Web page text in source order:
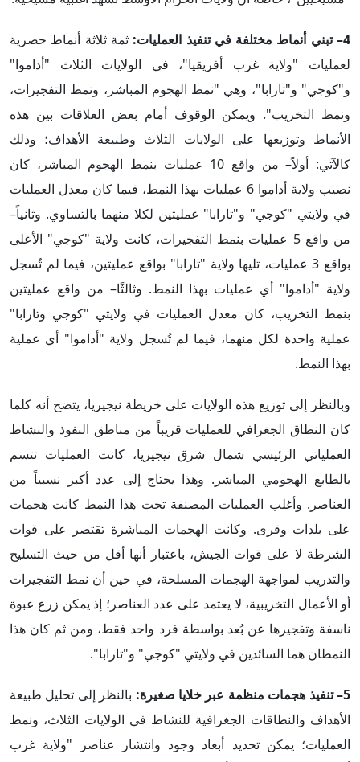
4– تبني أنماط مختلفة في تنفيذ العمليات:
ثمة ثلاثة أنماط حصرية
لعمليات "ولاية غرب أفريقيا"، في الولايات الثلاث "أداموا"
و"كوجي" و"تارابا"، وهي "نمط الهجوم المباشر، ونمط التفجيرات،
ونمط التخريب". ويمكن الوقوف أمام بعض العلاقات بين هذه
الأنماط وتوزيعها على الولايات الثلاث وطبيعة الأهداف؛ وذلك
كالآتي: أولاً– من واقع 10 عمليات بنمط الهجوم المباشر، كان
نصيب ولاية أداموا 6 عمليات بهذا النمط، فيما كان معدل العمليات
في ولايتي "كوجي" و"تارابا" عمليتين لكلا منهما بالتساوي. وثانياً–
من واقع 5 عمليات بنمط التفجيرات، كانت ولاية "كوجي" الأعلى
بواقع 3 عمليات، تليها ولاية "تارابا" بواقع عمليتين، فيما لم تُسجل
ولاية "أداموا" أي عمليات بهذا النمط. وثالثًا– من واقع عمليتين
بنمط التخريب، كان معدل العمليات في ولايتي "كوجي وتارابا"
عملية واحدة لكل منهما، فيما لم تُسجل ولاية "أداموا" أي عملية
بهذا النمط.
وبالنظر إلى توزيع هذه الولايات على خريطة نيجيريا، يتضح أنه كلما
كان النطاق الجغرافي للعمليات قريباً من مناطق النفوذ والنشاط
العملياتي الرئيسي شمال شرق نيجيريا، كانت العمليات تتسم
بالطابع الهجومي المباشر. وهذا يحتاج إلى عدد أكبر نسبياً من
العناصر. وأغلب العمليات المصنفة تحت هذا النمط كانت هجمات
على بلدات وقرى. وكانت الهجمات المباشرة تقتصر على قوات
الشرطة لا على قوات الجيش، باعتبار أنها أقل من حيث التسليح
والتدريب لمواجهة الهجمات المسلحة، في حين أن نمط التفجيرات
أو الأعمال التخريبية، لا يعتمد على عدد العناصر؛ إذ يمكن زرع عبوة
ناسفة وتفجيرها عن بُعد بواسطة فرد واحد فقط، ومن ثم كان هذا
النمطان هما السائدين في ولايتي "كوجي" و"تارابا".
5– تنفيذ هجمات منظمة عبر خلايا صغيرة:
بالنظر إلى تحليل طبيعة
الأهداف والنطاقات الجغرافية للنشاط في الولايات الثلاث، ونمط
العمليات؛ يمكن تحديد أبعاد وجود وانتشار عناصر "ولاية غرب